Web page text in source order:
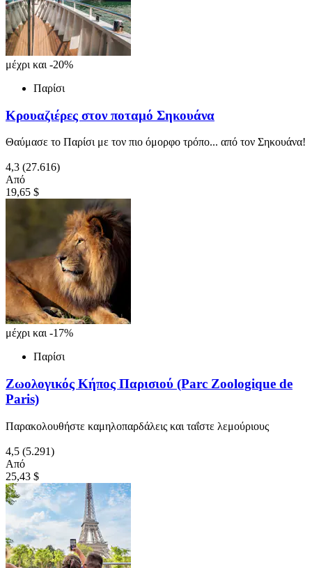
μέχρι και -20%
Παρίσι
Κρουαζιέρες στον ποταμό Σηκουάνα
Θαύμασε το Παρίσι με τον πιο όμορφο τρόπο... από τον Σηκουάνα!
4,3 (27.616)
Από
19,65 $
μέχρι και -17%
Παρίσι
Ζωολογικός Κήπος Παρισιού (Parc Zoologique de
Paris)
Παρακολουθήστε καμηλοπαρδάλεις και ταΐστε λεμούριους
4,5 (5.291)
Από
25,43 $